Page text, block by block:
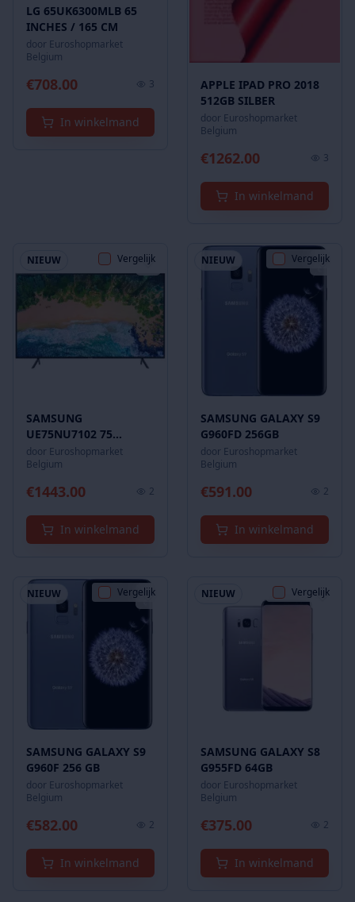
LG 65UK6300MLB 65
INCHES / 165 CM
door Euroshopmarket
Belgium
€708.00 3
In winkelmand
APPLE IPAD PRO 2018
512GB SILBER
door Euroshopmarket
Belgium
€1262.00 3
In winkelmand
NIEUW
SAMSUNG
UE75NU7102 75
INCHES / 189 CM
door Euroshopmarket
Belgium
€1443.00 2
In winkelmand
Vergelijk NIEUW
SAMSUNG GALAXY S9
G960FD 256GB
door Euroshopmarket
Belgium
€591.00 2
In winkelmand
Vergelijk
NIEUW
SAMSUNG GALAXY S9
G960F 256 GB
door Euroshopmarket
Belgium
€582.00 2
In winkelmand
Vergelijk NIEUW
SAMSUNG GALAXY S8
G955FD 64GB
door Euroshopmarket
Belgium
€375.00 2
In winkelmand
Vergelijk